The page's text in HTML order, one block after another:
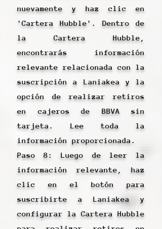
nuevamente y haz clic en
'Cartera Hubble'. Dentro de
la Cartera Hubble,
encontrarás información
relevante relacionada con la
suscripción a Laniakea y la
opción de realizar retiros
en cajeros de BBVA sin
tarjeta. Lee toda la
información proporcionada.
Paso 8: Luego de leer la
información relevante, haz
clic en el botón para
suscribirte a Laniakea y
configurar la Cartera Hubble